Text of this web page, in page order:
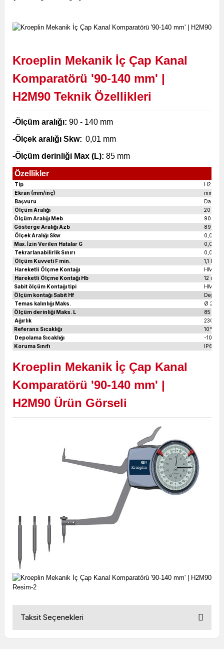
Kroeplin Mekanik İç Çap Kanal
Komparatörü '90-140 mm' |
H2M90 Teknik Özellikleri
-Ölçüm aralığı: 90 - 140 mm
-Ölçek aralığı Skw: 0,01 mm
-Ölçüm derinliği Max (L): 85 mm
Özellikler
Tip
H2M90
Ekran (mm/inç)
mm
Başvuru
Dahili
Ölçüm Aralığı
20 mm
Ölçüm Aralığı Meb
90 -
Gösterge Aralığı Azb
89,5 –
Ölçek Aralığı Skw
0,01
Max. İzin Verilen Hatalar G
0,03
Tekrarlanabilirlik Sınırı
0,015
Ölçüm Kuvveti F min.
1,1 N
Hareketli Ölçme Kontağı
HM-
Hareketli Ölçme Kontağı Hb
12 mm
Sabit ölçüm Kontağı tipi
HM-
Ölçüm kontağı Sabit Hf
Temas kalınlığı Maks.
Ø 2,6
Ölçüm derinliği Maks. L
85 mm
Ağırlık
230 gr
Referans Sıcaklığı
10°C -
Depolama Sıcaklığı
-10 –
Koruma Sınıfı
IP65
Kroeplin Mekanik İç Çap Kanal
Komparatörü '90-140 mm' |
H2M90 Ürün Görseli
Taksit Seçenekleri